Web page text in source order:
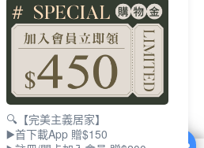
🔍【完美主義居家】
▶️首下載App 贈$150